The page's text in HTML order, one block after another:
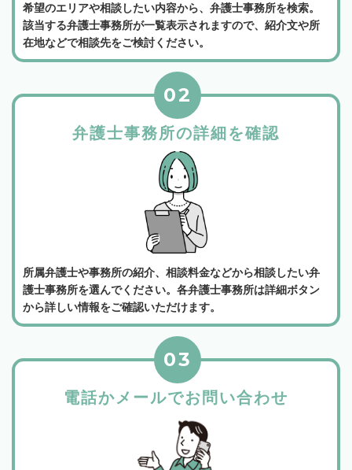
希望のエリアや相談したい内容から、弁護士事務所を検索。
該当する弁護士事務所が一覧表示されますので、紹介文や所
在地などで相談先をご検討ください。
弁護士事務所の詳細を確認
02
所属弁護士や事務所の紹介、相談料金などから相談したい弁
護士事務所を選んでください。各弁護士事務所は詳細ボタン
から詳しい情報をご確認いただけます。
電話かメールでお問い合わせ
03